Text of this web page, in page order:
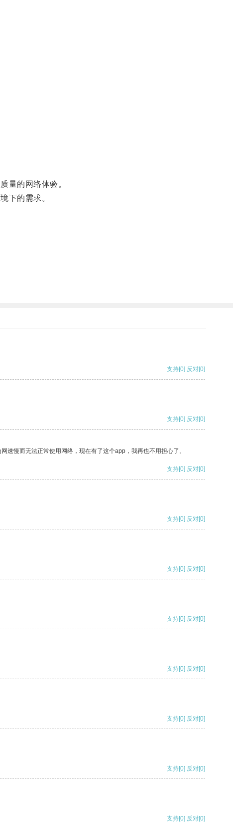
量的网络体验。
下的需求。
支持[0] 反对[0]
支持[0] 反对[0]
慢而无法正常使用网络，现在有了这个app，我再也不用担心了。
支持[0] 反对[0]
支持[0] 反对[0]
支持[0] 反对[0]
支持[0] 反对[0]
支持[0] 反对[0]
支持[0] 反对[0]
支持[0] 反对[0]
支持[0] 反对[0]